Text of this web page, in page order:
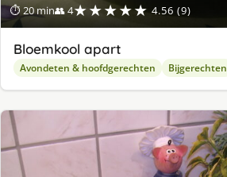
⏱ 20 min👥 4★★★★★ 4.56 (9)
Bloemkool apart
Avondeten & hoofdgerechten Bijgerechten